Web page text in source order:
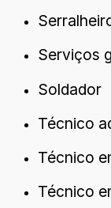
Serviços
Soldador
Técnico
Técnico
Técnico